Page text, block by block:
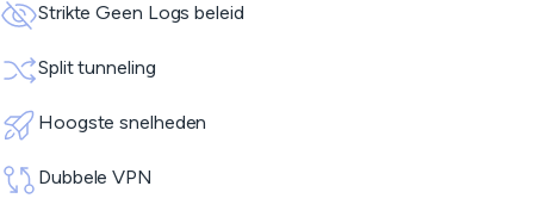
Strikte Geen Logs beleid
Split tunneling
Hoogste snelheden
Dubbele VPN